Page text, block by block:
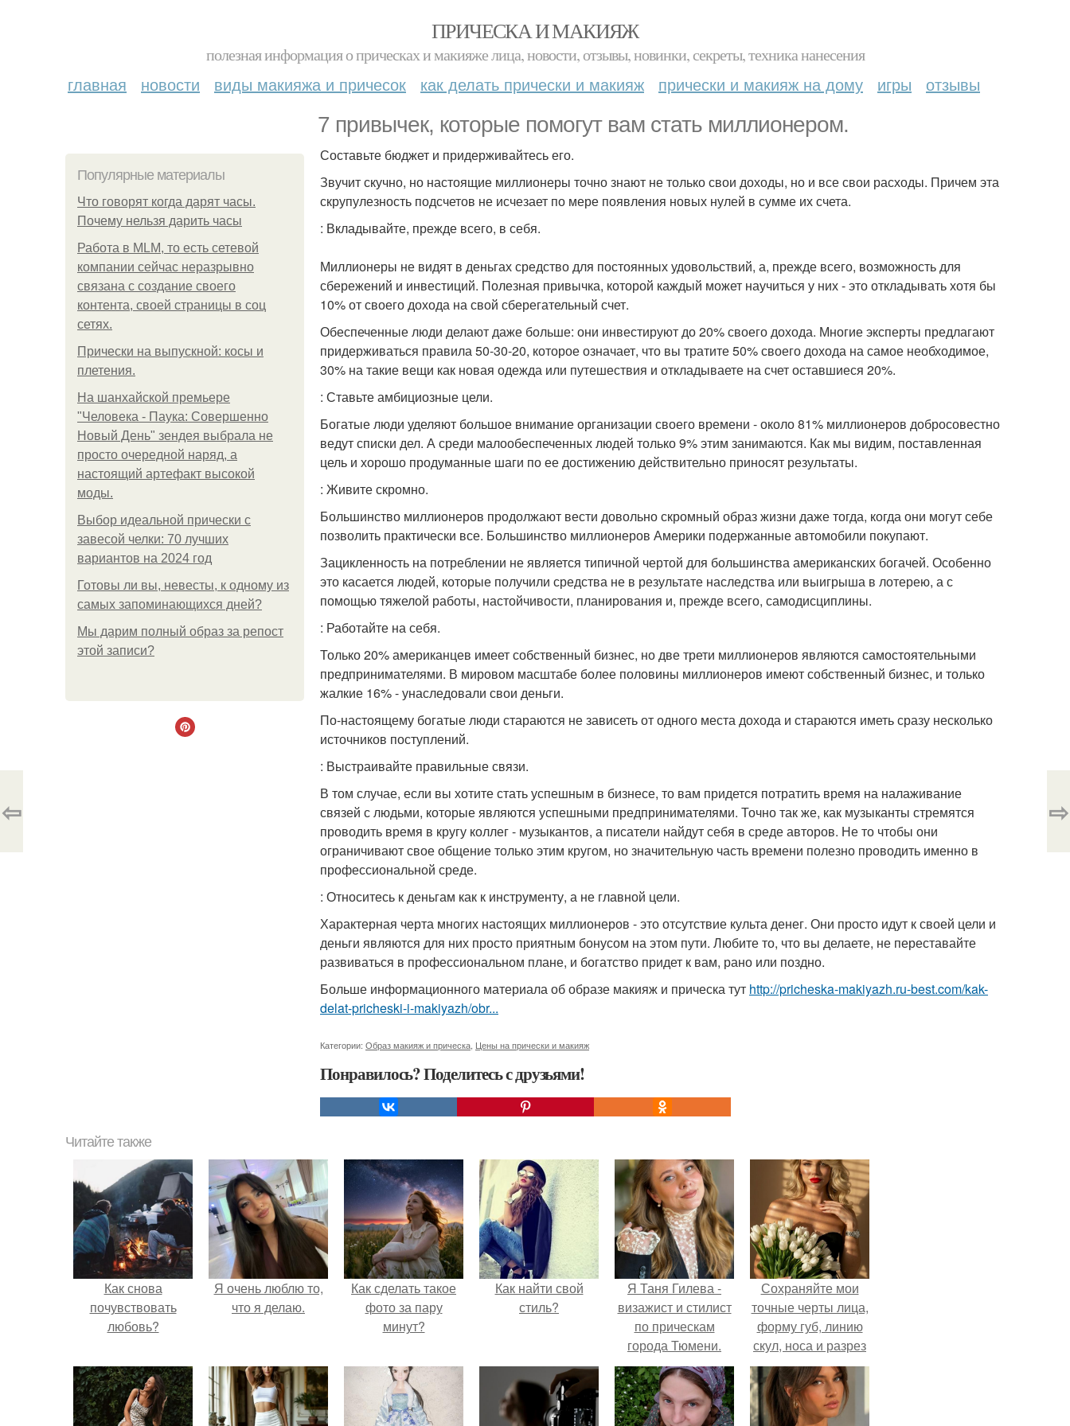
ПРИЧЕСКА И МАКИЯЖ
полезная информация о прическах и макияже лица, новости, отзывы, новинки, секреты, техника нанесения
главная новости виды макияжа и причесок как делать прически и макияж прически и макияж на дому игры отзывы
7 привычек, которые помогут вам стать миллионером.
Популярные материалы
Что говорят когда дарят часы.
Почему нельзя дарить часы
Работа в MLM, то есть сетевой
компании сейчас неразрывно
связана с создание своего
контента, своей страницы в соц
сетях.
Прически на выпускной: косы и
плетения.
На шанхайской премьере
"Человека - Паука: Совершенно
Новый День" зендея выбрала не
просто очередной наряд, а
настоящий артефакт высокой
моды.
Выбор идеальной прически с
завесой челки: 70 лучших
вариантов на 2024 год
Готовы ли вы, невесты, к одному из
самых запоминающихся дней?
Мы дарим полный образ за репост
этой записи?
Составьте бюджет и придерживайтесь его.
Звучит скучно, но настоящие миллионеры точно знают не только свои доходы, но и все свои расходы. Причем эта
скрупулезность подсчетов не исчезает по мере появления новых нулей в сумме их счета.
: Вкладывайте, прежде всего, в себя.
Миллионеры не видят в деньгах средство для постоянных удовольствий, а, прежде всего, возможность для
сбережений и инвестиций. Полезная привычка, которой каждый может научиться у них - это откладывать хотя бы
10% от своего дохода на свой сберегательный счет.
Обеспеченные люди делают даже больше: они инвестируют до 20% своего дохода. Многие эксперты предлагают
придерживаться правила 50-30-20, которое означает, что вы тратите 50% своего дохода на самое необходимое,
30% на такие вещи как новая одежда или путешествия и откладываете на счет оставшиеся 20%.
: Ставьте амбициозные цели.
Богатые люди уделяют большое внимание организации своего времени - около 81% миллионеров добросовестно
ведут списки дел. А среди малообеспеченных людей только 9% этим занимаются. Как мы видим, поставленная
цель и хорошо продуманные шаги по ее достижению действительно приносят результаты.
: Живите скромно.
Большинство миллионеров продолжают вести довольно скромный образ жизни даже тогда, когда они могут себе
позволить практически все. Большинство миллионеров Америки подержанные автомобили покупают.
Зацикленность на потреблении не является типичной чертой для большинства американских богачей. Особенно
это касается людей, которые получили средства не в результате наследства или выигрыша в лотерею, а с
помощью тяжелой работы, настойчивости, планирования и, прежде всего, самодисциплины.
: Работайте на себя.
Только 20% американцев имеет собственный бизнес, но две трети миллионеров являются самостоятельными
предпринимателями. В мировом масштабе более половины миллионеров имеют собственный бизнес, и только
жалкие 16% - унаследовали свои деньги.
По-настоящему богатые люди стараются не зависеть от одного места дохода и стараются иметь сразу несколько
источников поступлений.
: Выстраивайте правильные связи.
В том случае, если вы хотите стать успешным в бизнесе, то вам придется потратить время на налаживание
связей с людьми, которые являются успешными предпринимателями. Точно так же, как музыканты стремятся
проводить время в кругу коллег - музыкантов, а писатели найдут себя в среде авторов. Не то чтобы они
ограничивают свое общение только этим кругом, но значительную часть времени полезно проводить именно в
профессиональной среде.
: Относитесь к деньгам как к инструменту, а не главной цели.
Характерная черта многих настоящих миллионеров - это отсутствие культа денег. Они просто идут к своей цели и
деньги являются для них просто приятным бонусом на этом пути. Любите то, что вы делаете, не переставайте
развиваться в профессиональном плане, и богатство придет к вам, рано или поздно.
Больше информационного материала об образе макияж и прическа тут http://pricheska-makiyazh.ru-best.com/kak-
delat-pricheski-i-makiyazh/obr...
Категории: Образ макияж и прическа Цены на прически и макияж
Понравилось? Поделитесь с друзьями!
⇦ ⇨
Читайте также
Как снова
почувствовать
любовь?
Я очень люблю то,
что я делаю.
Как сделать такое
фото за пару
минут?
Как найти свой
стиль?
Я Таня Гилева -
визажист и стилист
по прическам
города Тюмени.
Сохраняйте мои
точные черты лица,
форму губ, линию
скул, носа и разрез
глаз.